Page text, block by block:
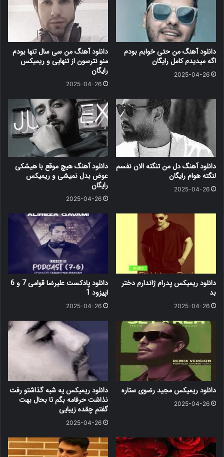
دانلود آهنگ من حتی خوابم بودم
اگه میدیدم کامل رایگان
2025-04-26
دانلود آهنگ من سی سال تنها بودم
منو نترسون از تنهایی و ریمیکس
رایگان
2025-04-26
دانلود آهنگ دل من تنگته الان نفسم
لنگته هوام رایگان
2025-04-26
دانلود آهنگ هیچ موقع با هیشکی
عوض بدل نمیشی و ریمیکس
رایگان
2025-04-26
دانلود ریمیکس پدرام ژاندارم دختر
بد
2025-04-26
دانلود پادکست علیرضا قوامی 7 و 6
اپیزود 1
2025-04-26
دانلود ریمیکس مجید رضوی ستاره
2025-04-26
دانلود ریمیکس یه شبه گذاشتو رفت
نذاشت حرفامه بگم تا بحال بهت
گفتم چقده زیبایی
2025-04-26